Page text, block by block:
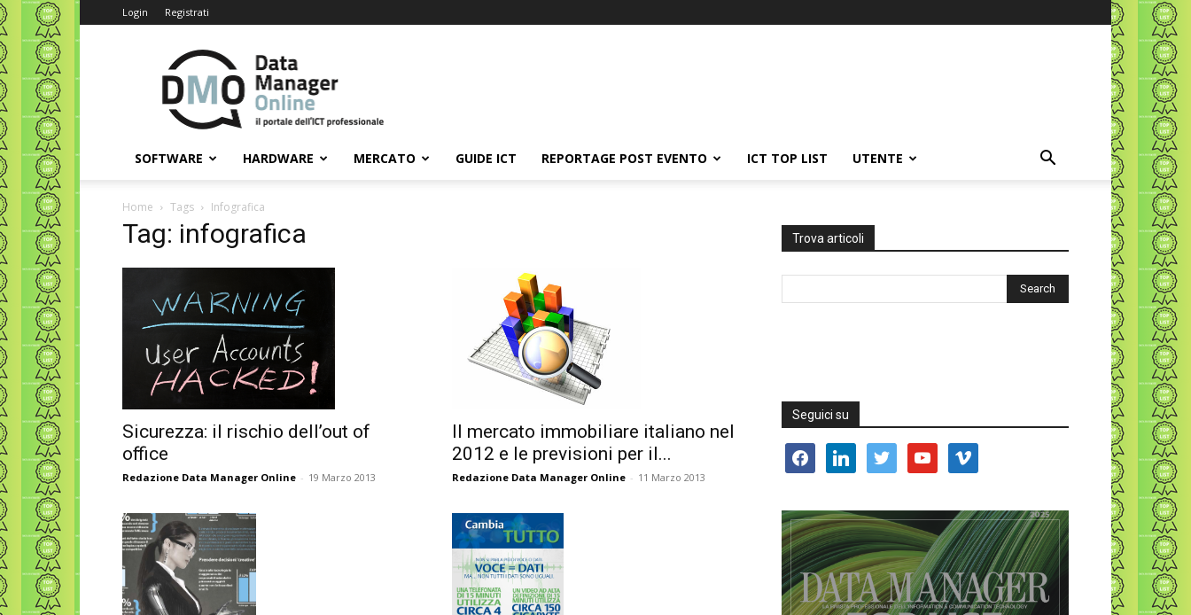
Login Registrati
Data
Manager
Online
SOFTWARE HARDWARE MERCATO GUIDE ICT REPORTAGE POST EVENTO ICT TOP LIST UTENTE
Home Tags Infografica
Tag: infografica
Sicurezza: il rischio dell’out of
office
Redazione Data Manager Online - 19 Marzo 2013
Il mercato immobiliare italiano nel
2012 e le previsioni per il...
Redazione Data Manager Online - 11 Marzo 2013
Trova articoli
Seguici su
facebooklinkedin twitter youtube vimeo